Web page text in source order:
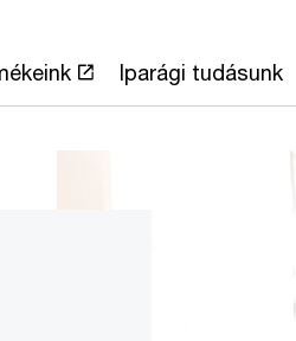
Iparági tudásunk